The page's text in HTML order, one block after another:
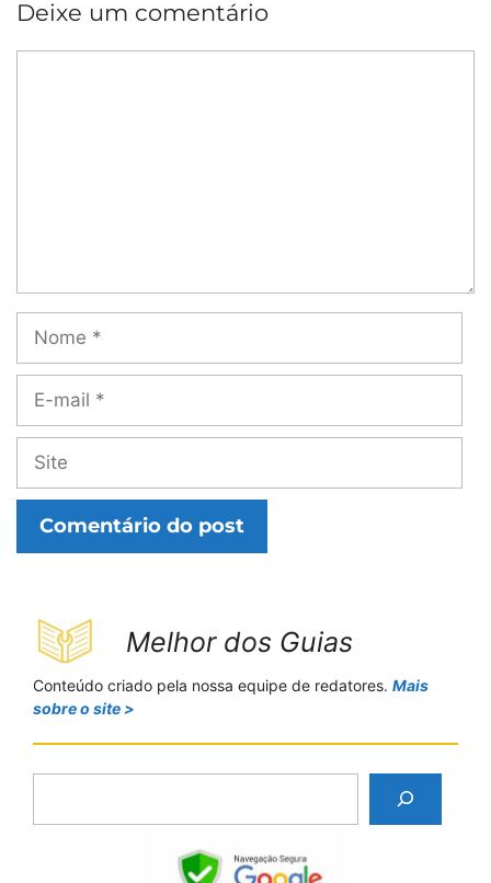
Deixe um comentário
Nome
Site
Melhor dos Guias
Conteúdo criado pela nossa equipe de redatores. Mais
sobre o site >